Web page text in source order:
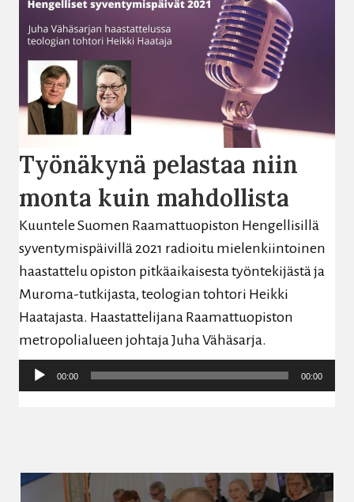
Työnäkynä pelastaa niin
monta kuin mahdollista
Kuuntele Suomen Raamattuopiston Hengellisillä
syventymispäivillä 2021 radioitu mielenkiintoinen
haastattelu opiston pitkäaikaisesta työntekijästä ja
Muroma-tutkijasta, teologian tohtori Heikki
Haatajasta. Haastattelijana Raamattuopiston
metropolialueen johtaja Juha Vähäsarja.
Äänitoistin
00:00 00:00